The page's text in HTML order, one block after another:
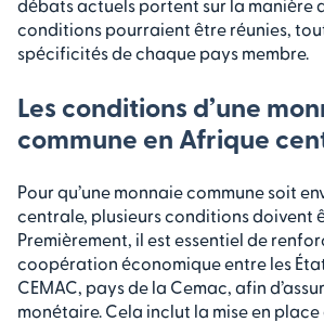
débats actuels portent sur la manière
conditions pourraient être réunies,
spécificités de chaque pays membre.
Les conditions d’une
commune en Afrique
Pour qu’une monnaie commune soit
centrale, plusieurs conditions doivent
Premièrement, il est essentiel de
coopération économique entre les
CEMAC, pays de la Cemac, afin
monétaire. Cela inclut la mise en place